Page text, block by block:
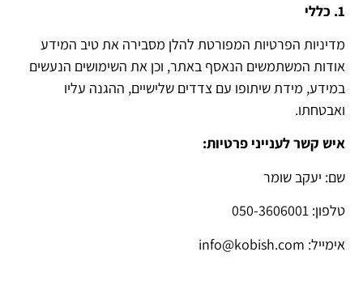
1. כללי
מדיניות הפרטיות המפורטת להלן מסבירה את טיב המידע
אודות המשתמשים הנאסף באתר, וכן את השימושים הנעשים
במידע, מידת שיתופו עם צדדים שלישיים, ההגנה עליו
ואבטחתו.
איש קשר לענייני פרטיות:
שם: יעקב שומר
טלפון: 050-3606001
אימייל: info@kobish.com